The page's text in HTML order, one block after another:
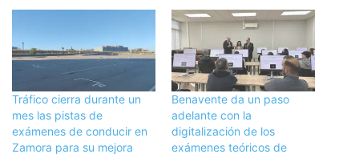
Tráfico cierra durante un
mes las pistas de
exámenes de conducir en
Zamora para su mejora
Benavente da un paso
adelante con la
digitalización de los
exámenes teóricos de